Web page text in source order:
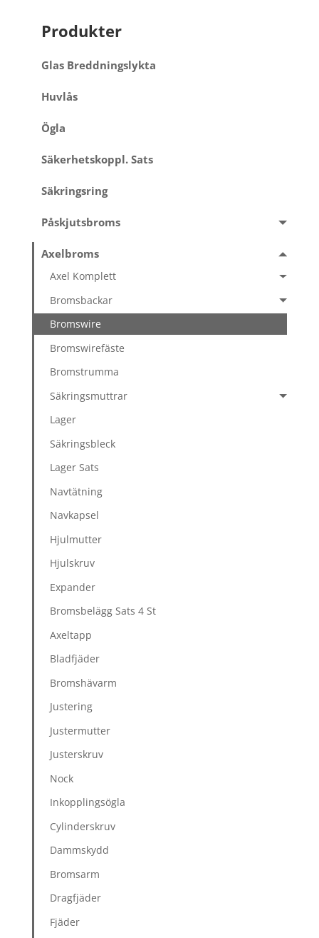
Produkter
Glas Breddningslykta
Huvlås
Ögla
Säkerhetskoppl. Sats
Säkringsring
Påskjutsbroms
Axelbroms
Axel Komplett
Bromsbackar
Bromswire
Bromswirefäste
Bromstrumma
Säkringsmuttrar
Lager
Säkringsbleck
Lager Sats
Navtätning
Navkapsel
Hjulmutter
Hjulskruv
Expander
Bromsbelägg Sats 4 St
Axeltapp
Bladfjäder
Bromshävarm
Justering
Justermutter
Justerskruv
Nock
Inkopplingsögla
Cylinderskruv
Dammskydd
Bromsarm
Dragfjäder
Fjäder